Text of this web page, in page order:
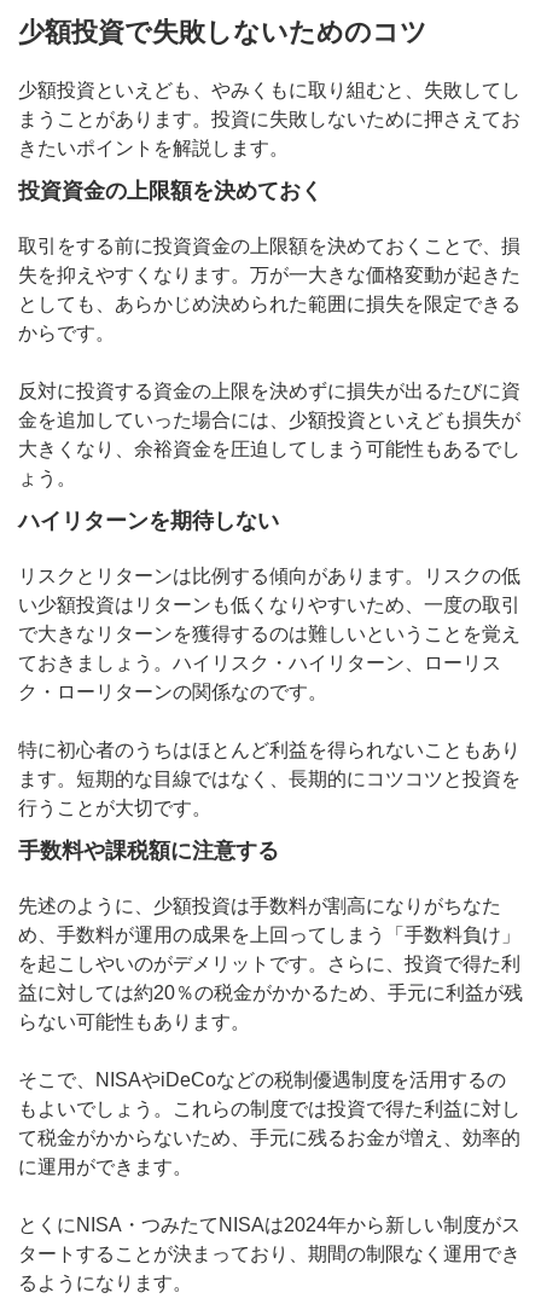
少額投資で失敗しないためのコツ
少額投資といえども、やみくもに取り組むと、失敗してし
まうことがあります。投資に失敗しないために押さえてお
きたいポイントを解説します。
投資資金の上限額を決めておく
取引をする前に投資資金の上限額を決めておくことで、損
失を抑えやすくなります。万が一大きな価格変動が起きた
としても、あらかじめ決められた範囲に損失を限定できる
からです。
反対に投資する資金の上限を決めずに損失が出るたびに資
金を追加していった場合には、少額投資といえども損失が
大きくなり、余裕資金を圧迫してしまう可能性もあるでし
ょう。
ハイリターンを期待しない
リスクとリターンは比例する傾向があります。リスクの低
い少額投資はリターンも低くなりやすいため、一度の取引
で大きなリターンを獲得するのは難しいということを覚え
ておきましょう。ハイリスク・ハイリターン、ローリス
ク・ローリターンの関係なのです。
特に初心者のうちはほとんど利益を得られないこともあり
ます。短期的な目線ではなく、長期的にコツコツと投資を
行うことが大切です。
手数料や課税額に注意する
先述のように、少額投資は手数料が割高になりがちなた
め、手数料が運用の成果を上回ってしまう「手数料負け」
を起こしやいのがデメリットです。さらに、投資で得た利
益に対しては約20％の税金がかかるため、手元に利益が残
らない可能性もあります。
そこで、NISAやiDeCoなどの税制優遇制度を活用するの
もよいでしょう。これらの制度では投資で得た利益に対し
て税金がかからないため、手元に残るお金が増え、効率的
に運用ができます。
とくにNISA・つみたてNISAは2024年から新しい制度がス
タートすることが決まっており、期間の制限なく運用でき
るようになります。